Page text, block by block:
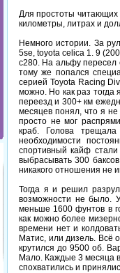
Для простоты
километры, литрах и
Немного истории. За
5se, toyota celica 1. 9
c280. На альфу пересел
тому же попался
серией Toyota Racing
можно. Но как раз тогда
переезд и 300+ км
месяцев понял, что я
просто не мог
краб. Голова
необходимости
спортивный кайф
выбрасывать 300
никакого отношения не
Тогда я и решил
возможности не было.
меньше 1600 фунтов в
как можно более
времени нет и
Матис, или дизель. Всё
крутился до 9500 об.
Мало. Каждые 3 месяца
спохватились и